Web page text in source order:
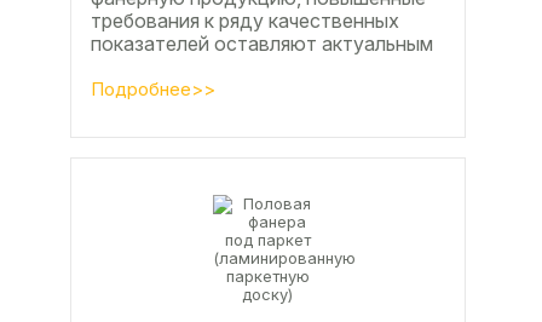
требования к ряду качественных
показателей оставляют актуальным
технологии производства клееной...
Подробнее>>